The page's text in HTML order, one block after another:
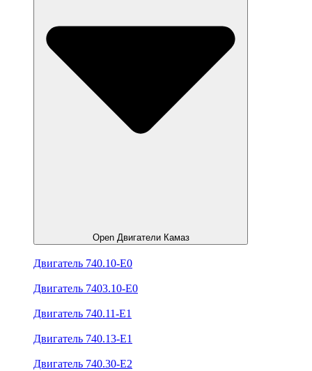
Open Двигатели Камаз
Двигатель 740.10-E0
Двигатель 7403.10-E0
Двигатель 740.11-E1
Двигатель 740.13-E1
Двигатель 740.30-E2